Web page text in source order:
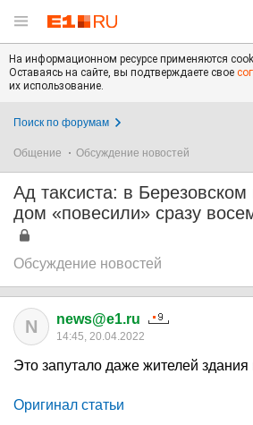
На информационном ресурсе применяются
Оставаясь на сайте, вы подтверждаете свое
их использование.
Поиск по форумам
Общение Обсуждение новостей
Ад таксиста: в Березовском
дом «повесили» сразу
Обсуждение новостей
N news@e1.ru
14:45, 20.04.2022
Это запутало даже жителей здания
Оригинал статьи